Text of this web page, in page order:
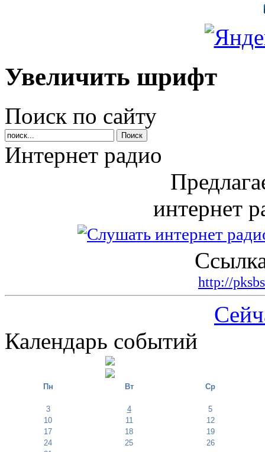
Увеличить шрифт
Поиск по сайту
Интернет радио
интернет
http://
Календарь событий
Пн Вт Ср
3 4
5
10
11
12
17
18
19
24
25
26